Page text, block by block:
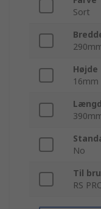
Sort
Højde
16mm
No
Til
RS